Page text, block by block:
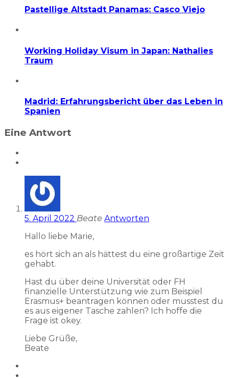
Pastellige Altstadt Panamas: Casco Viejo
Working Holiday Visum in Japan: Nathalies
Traum
Madrid: Erfahrungsbericht über das Leben in
Spanien
Eine Antwort
5. April 2022 Beate Antworten
Hallo liebe Marie,
es hört sich an als hättest du eine großartige Zeit
gehabt.
Hast du über deine Universität oder FH
finanzielle Unterstützung wie zum Beispiel
Erasmus+ beantragen können oder musstest du
es aus eigener Tasche zahlen? Ich hoffe die
Frage ist okey.
Liebe Grüße,
Beate